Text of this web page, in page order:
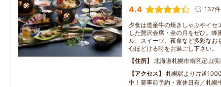
4.4 137件
夕食は道産牛の焼きしゃぶやイセ
した贅沢会席・金の月をぜひ。蜂
ル、スイーツ、夜食など多彩なお
心ほどける時をお過ごし下さい。
住所
北海道札幌市南区定山
アクセス
札幌駅より片道
中！要事前予約・運休日有／札幌